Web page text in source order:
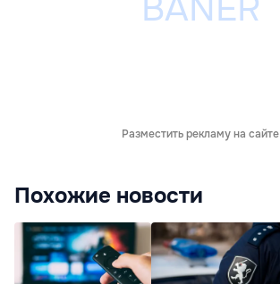
Разместить рекламу на сайте
Похожие новости